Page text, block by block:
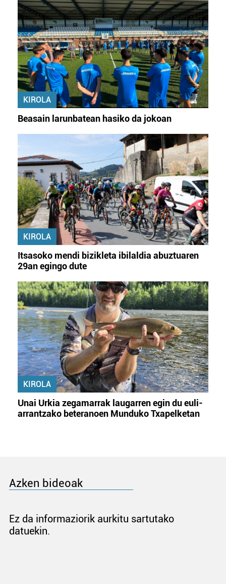
KIROLA
Beasain larunbatean hasiko da jokoan
KIROLA
Itsasoko mendi bizikleta ibilaldia abuztuaren
29an egingo dute
KIROLA
Unai Urkia zegamarrak laugarren egin du euli-
arrantzako beteranoen Munduko Txapelketan
Azken bideoak
Ez da informaziorik aurkitu sartutako
datuekin.